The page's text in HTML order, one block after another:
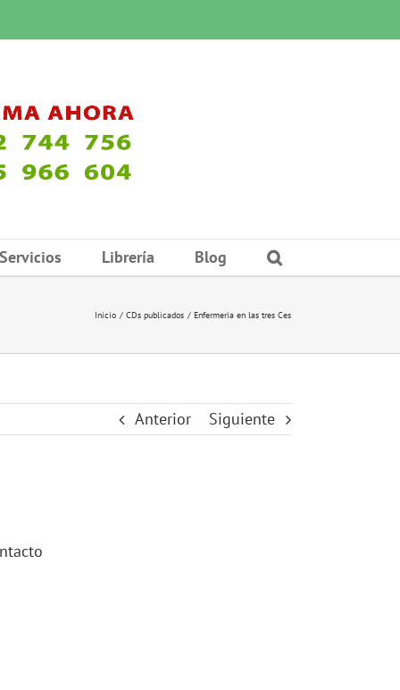
Librería Blog
Inicio CDs publicados Enfermeria en las tres Ces
Anterior Siguiente